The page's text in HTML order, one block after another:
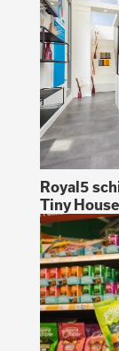
Royal5
Tiny